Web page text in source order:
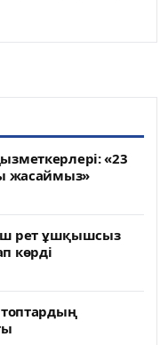
«23
жасаймыз»
рет ұшқышсыз
көрді